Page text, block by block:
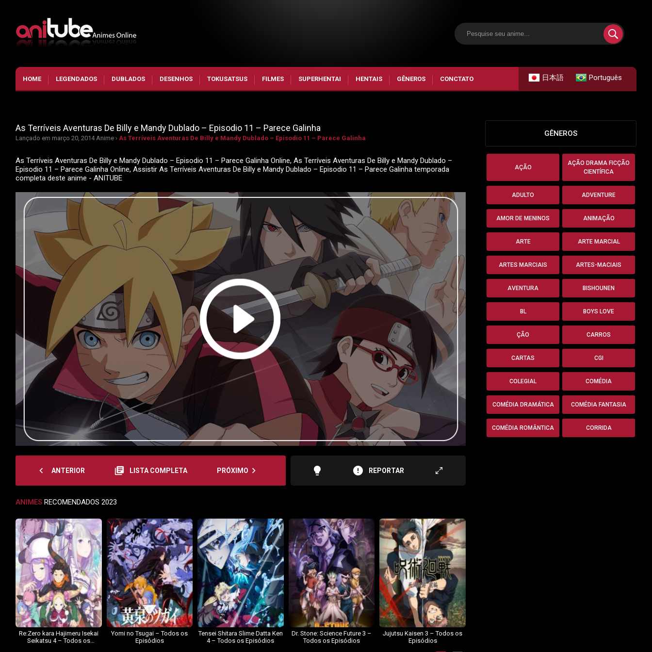
HOME LEGENDADOS DUBLADOS DESENHOS TOKUSATSUS FILMES SUPERHENTAI HENTAIS GÊNEROS CONCTATO 日本語 Português
As Terríveis Aventuras De Billy e Mandy Dublado – Episodio 11 – Parece Galinha
Lançado em março 20, 2014 Anime › As Terríveis Aventuras De Billy e Mandy Dublado – Episodio 11 – Parece Galinha
As Terríveis Aventuras De Billy e Mandy Dublado – Episodio 11 – Parece Galinha Online, As Terríveis Aventuras De Billy e Mandy Dublado –
Episodio 11 – Parece Galinha Online, Assistir As Terríveis Aventuras De Billy e Mandy Dublado – Episodio 11 – Parece Galinha temporada
completa deste anime - ANITUBE
navigate_before ANTERIOR library_books LISTA COMPLETA PRÓXIMO navigate_next lightbulb error REPORTAR
ANIMES RECOMENDADOS 2023
Re:Zero kara Hajimeru Isekai
Seikatsu 4 – Todos os
Yomi no Tsugai – Todos os
Episódios
Tensei Shitara Slime Datta Ken
4 – Todos os Episódios
Dr. Stone: Science Future 3 –
Todos os Episódios
Jujutsu Kaisen 3 – Todos os
Episódios
GÊNEROS
AÇÃO
AÇÃO DRAMA FICÇÃO
CIENTÍFICA
ADULTO ADVENTURE
AMOR DE MENINOS ANIMAÇÃO
ARTE ARTE MARCIAL
ARTES MARCIAIS ARTES-MACIAIS
AVENTURA BISHOUNEN
BL BOYS LOVE
ÇÃO CARROS
CARTAS CGI
COLEGIAL COMÉDIA
COMÉDIA DRAMÁTICA COMÉDIA FANTASIA
COMÉDIA ROMÂNTICA CORRIDA